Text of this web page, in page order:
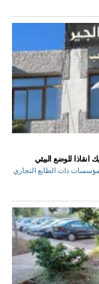
مؤسسات ذات الطابع التجاري